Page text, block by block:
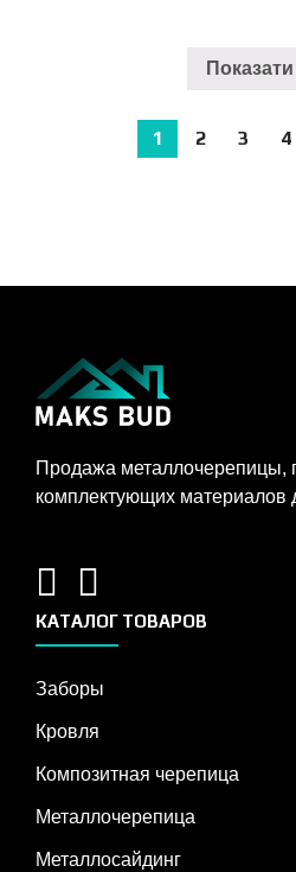
1 2 3 4
Продажа металлочерепицы,
комплектующих материалов
КАТАЛОГ ТОВАРОВ
Заборы
Кровля
Композитная черепица
Металлочерепица
Металлосайдинг